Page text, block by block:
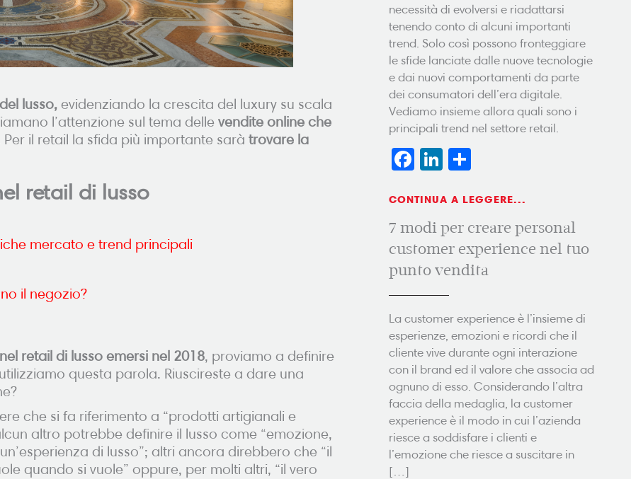
lusso, evidenziando la crescita del luxury su scala
l’attenzione sul tema delle vendite online che
Per il retail la sfida più importante sarà trovare la
retail di lusso
mercato e trend principali
il negozio?
retail di lusso emersi nel 2018, proviamo a definire
questa parola. Riuscireste a dare una
che si fa riferimento a “prodotti artigianali e
altro potrebbe definire il lusso come “emozione,
di lusso”; altri ancora direbbero che “il
quando si vuole” oppure, per molti altri, “il vero
necessità di evolversi e riadattarsi
tenendo conto di alcuni importanti
trend. Solo così possono fronteggiare
le sfide lanciate dalle nuove tecnologie
e dai nuovi comportamenti da parte
dei consumatori dell’era digitale.
Vediamo insieme allora quali sono i
principali trend nel settore retail.
Facebook
LinkedIn
CONTINUA A LEGGERE...
7 modi per creare personal
customer experience nel tuo
punto vendita
La customer experience è l’insieme di
esperienze, emozioni e ricordi che il
cliente vive durante ogni interazione
con il brand ed il valore che associa ad
ognuno di esso. Considerando l’altra
faccia della medaglia, la customer
experience è il modo in cui l’azienda
riesce a soddisfare i clienti e
l’emozione che riesce a suscitare in
[…]